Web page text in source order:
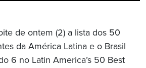
de ontem (2) a lista dos 50
da América Latina e o Brasil
6 no Latin America’s 50 Best